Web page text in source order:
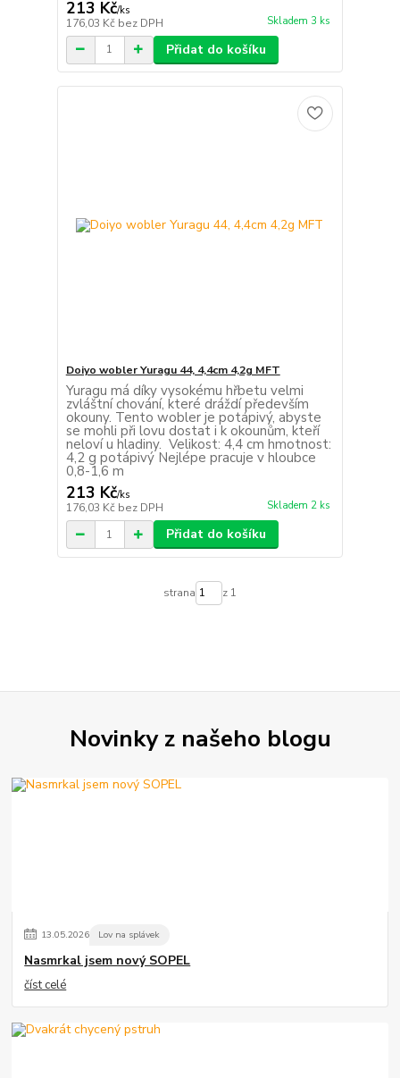
213 Kč/ks
176,03 Kč bez DPH Skladem 3 ks
Přidat do košíku
Doiyo wobler Yuragu 44, 4,4cm 4,2g MFT
Yuragu má díky vysokému hřbetu velmi
zvláštní chování, které dráždí především
okouny. Tento wobler je potápivý, abyste
se mohli při lovu dostat i k okounům, kteří
neloví u hladiny. Velikost: 4,4 cm hmotnost:
4,2 g potápivý Nejlépe pracuje v hloubce
0,8-1,6 m
213 Kč/ks
176,03 Kč bez DPH Skladem 2 ks
Přidat do košíku
strana z 1
Novinky z našeho blogu
13.05.2026 Lov na splávek
Nasmrkal jsem nový SOPEL
číst celé